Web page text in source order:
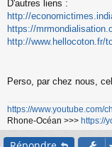
D'autres liens :
http://
https://
http://www.hellocoton.fr/
Perso, par chez nous,
https://www.youtube.com/
Rhone-Océan >>> https://